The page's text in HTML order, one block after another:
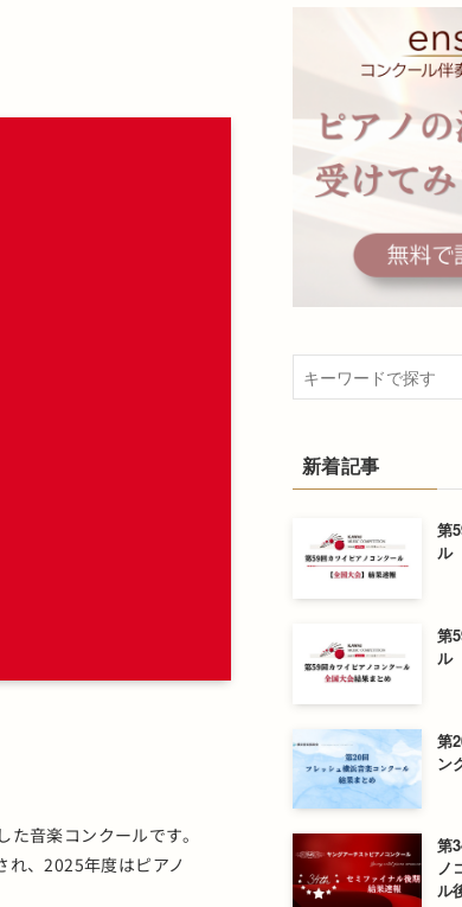
音楽コンクールです。
れ、2025年度はピアノ
新着記事
第
ル
第
ル
第
ン
第
ノ
ル